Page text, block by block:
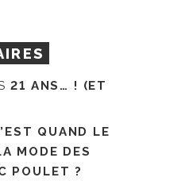
21 ANS… ! (ET
QUAND LE
MODE DES
POULET ?